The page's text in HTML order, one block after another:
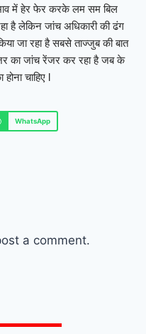
भाव में हेर फेर करके लम सम बिल
है लेकिन जांच अधिकारी की ढंग
जा रहा है सबसे ताज्जुब की बात
का जांच रेंजर कर रहा है जब के
चाहिए l
WhatsApp
a comment.